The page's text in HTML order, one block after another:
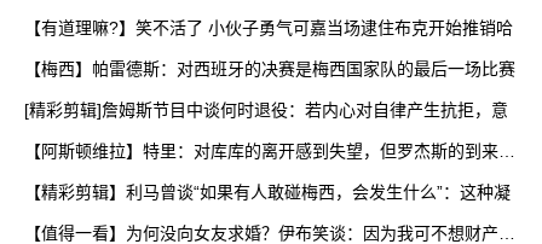
【有道理嘛?】笑不活了 小伙子勇气可嘉当场逮住布克开始推销哈
【梅西】帕雷德斯：对西班牙的决赛是梅西国家队的最后一场比赛
[精彩剪辑]詹姆斯节目中谈何时退役：若内心对自律产生抗拒，意
【阿斯顿维拉】特里：对库库的离开感到失望，但罗杰斯的到来又
【精彩剪辑】利马曾谈“如果有人敢碰梅西，会发生什么”：这种凝
【值得一看】为何没向女友求婚？伊布笑谈：因为我可不想财产被